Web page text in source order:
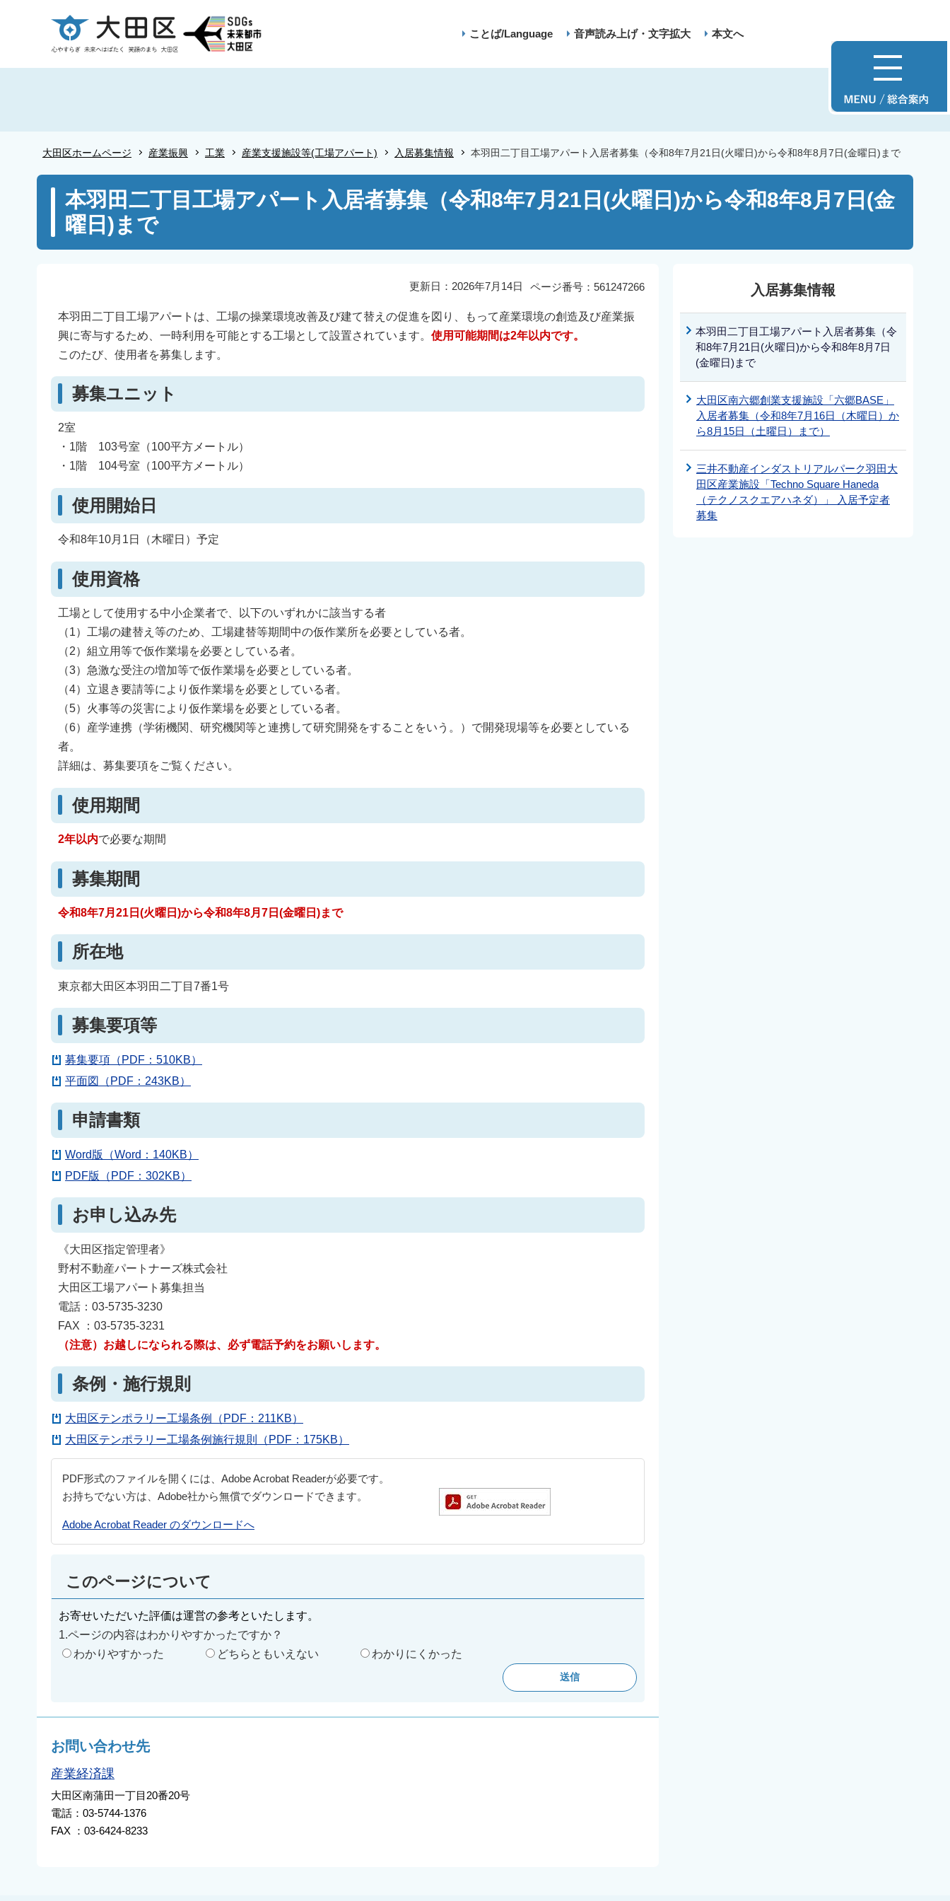
ー
ことば/Language 音声読み上げ・文字拡大 本文へ
大田区ホームページ 産業振興 工業 産業支援施設等(工場アパート) 入居募集情報 本羽田二丁目工場アパート入居者募集（令和8年7月21日(火曜日)から令和8年8月7日(金曜日)まで
本羽田二丁目工場アパート入居者募集（令和8年7月21日(火曜日)から令和8年8月7日(金
曜日)まで
ページ番号：561247266
更新日：2026年7月14日
本羽田二丁目工場アパートは、工場の操業環境改善及び建て替えの促進を図り、もって産業環境の創造及び産業振
興に寄与するため、一時利用を可能とする工場として設置されています。 使用可能期間は2年以内です。
このたび、使用者を募集します。
募集ユニット
2室
・1階 103号室（100平方メートル）
・1階 104号室（100平方メートル）
使用開始日
令和8年10月1日（木曜日）予定
使用資格
工場として使用する中小企業者で、以下のいずれかに該当する者
（1）工場の建替え等のため、工場建替等期間中の仮作業所を必要としている者。
（2）組立用等で仮作業場を必要としている者。
（3）急激な受注の増加等で仮作業場を必要としている者。
（4）立退き要請等により仮作業場を必要としている者。
（5）火事等の災害により仮作業場を必要としている者。
（6）産学連携（学術機関、研究機関等と連携して研究開発をすることをいう。）で開発現場等を必要としている
者。
詳細は、募集要項をご覧ください。
使用期間
2年以内で必要な期間
募集期間
令和8年7月21日(火曜日)から令和8年8月7日(金曜日)まで
所在地
東京都大田区本羽田二丁目7番1号
募集要項等
募集要項（PDF：510KB）
平面図（PDF：243KB）
申請書類
Word版（Word：140KB）
PDF版（PDF：302KB）
お申し込み先
《大田区指定管理者》
野村不動産パートナーズ株式会社
大田区工場アパート募集担当
電話：03-5735-3230
FAX ：03-5735-3231
（注意）お越しになられる際は、必ず電話予約をお願いします。
条例・施行規則
大田区テンポラリー工場条例（PDF：211KB）
大田区テンポラリー工場条例施行規則（PDF：175KB）
PDF形式のファイルを開くには、Adobe Acrobat Readerが必要です。
お持ちでない方は、Adobe社から無償でダウンロードできます。
Adobe Acrobat Reader のダウンロードへ
このページについて
お寄せいただいた評価は運営の参考といたします。
1.ページの内容はわかりやすかったですか？
わかりやすかった
どちらともいえない わかりにくかった
お問い合わせ先
産業経済課
大田区南蒲田一丁目20番20号
電話：03-5744-1376
FAX ：03-6424-8233
入居募集情報
本羽田二丁目工場アパート入居者募集（令
和8年7月21日(火曜日)から令和8年8月7日
(金曜日)まで
大田区南六郷創業支援施設「六郷BASE」
入居者募集（令和8年7月16日（木曜日）か
ら8月15日（土曜日）まで）
三井不動産インダストリアルパーク羽田大
田区産業施設「Techno Square Haneda
（テクノスクエアハネダ）」 入居予定者
募集